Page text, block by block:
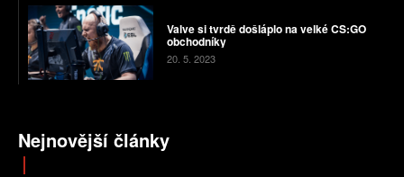
Valve si tvrdě došláplo na velké CS:GO
obchodníky
20. 5. 2023
Nejnovější články